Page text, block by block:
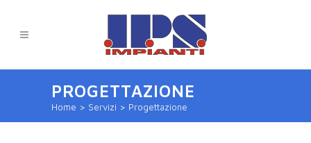
PROGETTAZIONE
Home > Servizi > Progettazione